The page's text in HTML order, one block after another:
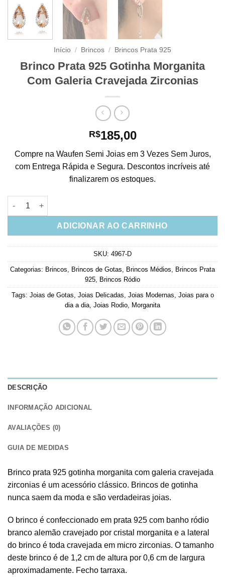
Início / Brincos / Brincos Prata 925
Brinco Prata 925 Gotinha Morganita
Com Galeria Cravejada Zirconias
R$185,00
Compre na Waufen Semi Joias em 3 Vezes Sem Juros,
com Entrega Rápida e Segura. Descontos incríveis até
finalizarem os estoques.
Brinco Prata 925 Gotinha Morganita Com Galeria Cravejada
ADICIONAR AO CARRINHO
SKU: 4967-D
Categorias: Brincos Brincos de Gotas Brincos Médios
Brincos Prata
925 Brincos Ródio
Tags: Joias de Gotas Joias Delicadas Joias Modernas Joias para o
dia a dia Joias Rodio Morganita
DESCRIÇÃO
INFORMAÇÃO ADICIONAL
AVALIAÇÕES (0)
GUIA DE MEDIDAS
Brinco prata 925 gotinha morganita com galeria cravejada
zirconias é um acessório clássico. Brincos de gotinha
nunca saem da moda e são verdadeiras joias.
O brinco é confeccionado em prata 925 com banho ródio
branco alemão cravejado por cristal morganita e a lateral
do brinco é toda cravejada em micro zirconias. O tamanho
deste brinco é de 1,2 cm de altura por 0,6 cm de largura
aproximadamente. Fecho tarraxa.